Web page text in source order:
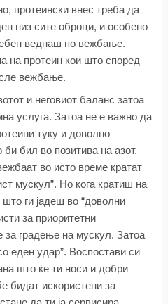
протеински внес треба да
низ сите оброци, и особено
веднаш по вежбање.
на протеин кои што според
вежбање.
и неговиот баланс затоа
услуга. Затоа не е важно да
туку и доволно
бил во позитива на азот.
во исто време кратат
мускул”. Но кога кратиш на
ги јадеш во “доволни
за приоритетни
градење на мускул. Затоа
еден удар”. Воспостави си
што ќе ти носи и добри
бидат искористени за